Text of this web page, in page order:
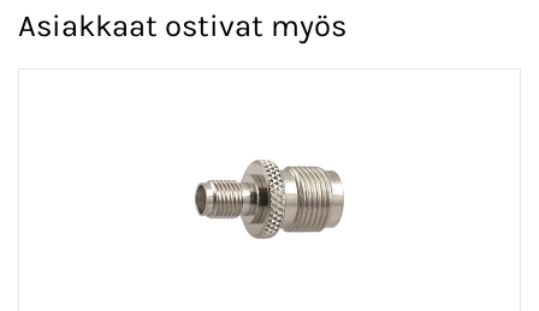
Asiakkaat ostivat myös